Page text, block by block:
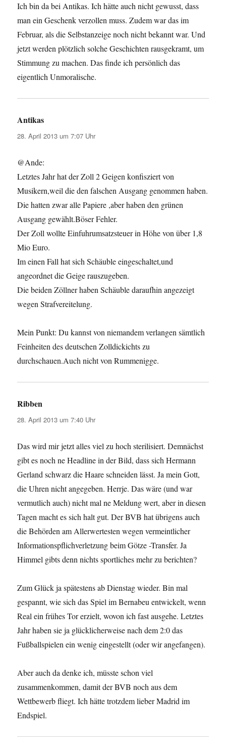
Ich bin da bei Antikas. Ich hätte auch nicht gewusst, dass
man ein Geschenk verzollen muss. Zudem war das im
Februar, als die Selbstanzeige noch nicht bekannt war. Und
jetzt werden plötzlich solche Geschichten rausgekramt, um
Stimmung zu machen. Das finde ich persönlich das
eigentlich Unmoralische.
Antikas
28. April 2013 um 7:07 Uhr
@Ande:
Letztes Jahr hat der Zoll 2 Geigen konfisziert von
Musikern,weil die den falschen Ausgang genommen haben.
Die hatten zwar alle Papiere ,aber haben den grünen
Ausgang gewählt.Böser Fehler.
Der Zoll wollte Einfuhrumsatzsteuer in Höhe von über 1,8
Mio Euro.
Im einen Fall hat sich Schäuble eingeschaltet,und
angeordnet die Geige rauszugeben.
Die beiden Zöllner haben Schäuble daraufhin angezeigt
wegen Strafvereitelung.
Mein Punkt: Du kannst von niemandem verlangen sämtlich
Feinheiten des deutschen Zolldickichts zu
durchschauen.Auch nicht von Rummenigge.
Ribben
28. April 2013 um 7:40 Uhr
Das wird mir jetzt alles viel zu hoch sterilisiert. Demnächst
gibt es noch ne Headline in der Bild, dass sich Hermann
Gerland schwarz die Haare schneiden lässt. Ja mein Gott,
die Uhren nicht angegeben. Herrje. Das wäre (und war
vermutlich auch) nicht mal ne Meldung wert, aber in diesen
Tagen macht es sich halt gut. Der BVB hat übrigens auch
die Behörden am Allerwertesten wegen vermeintlicher
Informationspflichverletzung beim Götze -Transfer. Ja
Himmel gibts denn nichts sportliches mehr zu berichten?
Zum Glück ja spätestens ab Dienstag wieder. Bin mal
gespannt, wie sich das Spiel im Bernabeu entwickelt, wenn
Real ein frühes Tor erzielt, wovon ich fast ausgehe. Letztes
Jahr haben sie ja glücklicherweise nach dem 2:0 das
Fußballspielen ein wenig eingestellt (oder wir angefangen).
Aber auch da denke ich, müsste schon viel
zusammenkommen, damit der BVB noch aus dem
Wettbewerb fliegt. Ich hätte trotzdem lieber Madrid im
Endspiel.